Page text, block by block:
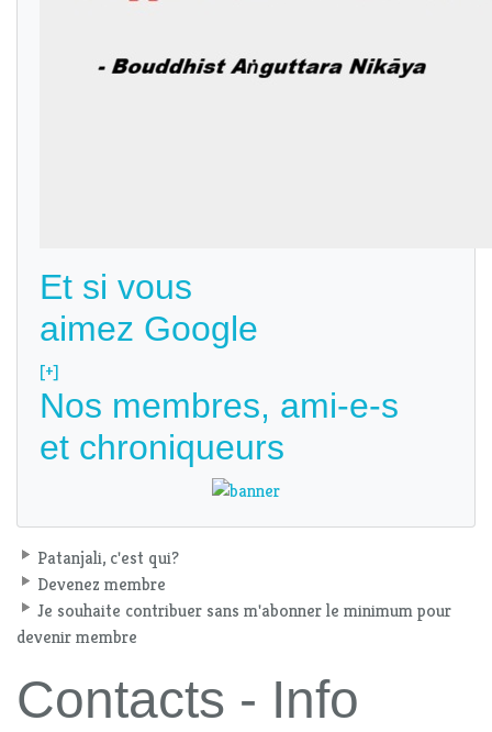
Et si vous
aimez Google
[+]
Nos membres, ami-e-s
et chroniqueurs
Patanjali, c'est qui?
Devenez membre
Je souhaite contribuer sans m'abonner le minimum pour
devenir membre
Contacts - Info